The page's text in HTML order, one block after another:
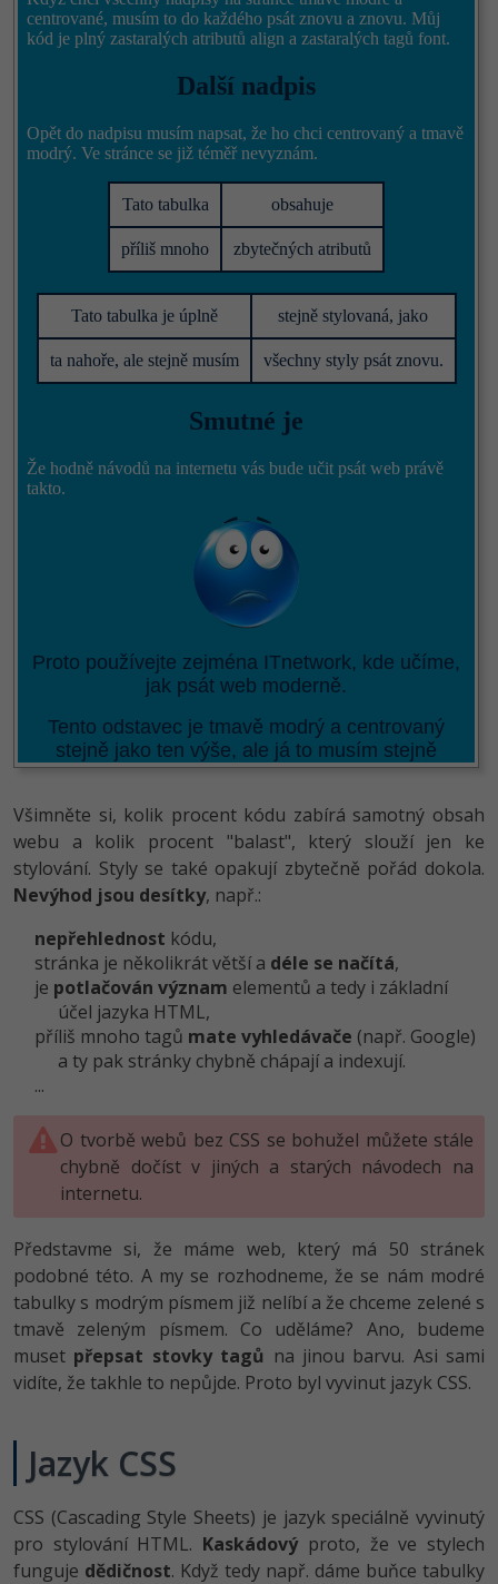
Všimněte si, kolik procent kódu zabírá samotný obsah
webu a kolik procent "balast", který slouží jen ke
stylování. Styly se také opakují zbytečně pořád dokola.
Nevýhod jsou desítky, např.:
nepřehlednost kódu,
stránka je několikrát větší a déle se načítá,
je potlačován význam elementů a tedy i základní
účel jazyka HTML,
příliš mnoho tagů mate vyhledávače (např. Google)
a ty pak stránky chybně chápají a indexují.
...
O tvorbě webů bez CSS se bohužel můžete stále
chybně dočíst v jiných a starých návodech na
internetu.
Představme si, že máme web, který má 50 stránek
podobné této. A my se rozhodneme, že se nám modré
tabulky s modrým písmem již nelíbí a že chceme zelené s
tmavě zeleným písmem. Co uděláme? Ano, budeme
muset přepsat stovky tagů na jinou barvu. Asi sami
vidíte, že takhle to nepůjde. Proto byl vyvinut jazyk CSS.
Jazyk CSS
CSS (Cascading Style Sheets) je jazyk speciálně vyvinutý
pro stylování HTML. Kaskádovýproto, že ve stylech
funguje dědičnost. Když tedy např. dáme buňce tabulky